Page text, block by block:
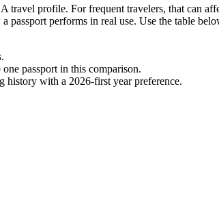
profile. For frequent travelers, that can
performs in real use. Use the table
passport in this comparison.
history with a 2026-first year preference.